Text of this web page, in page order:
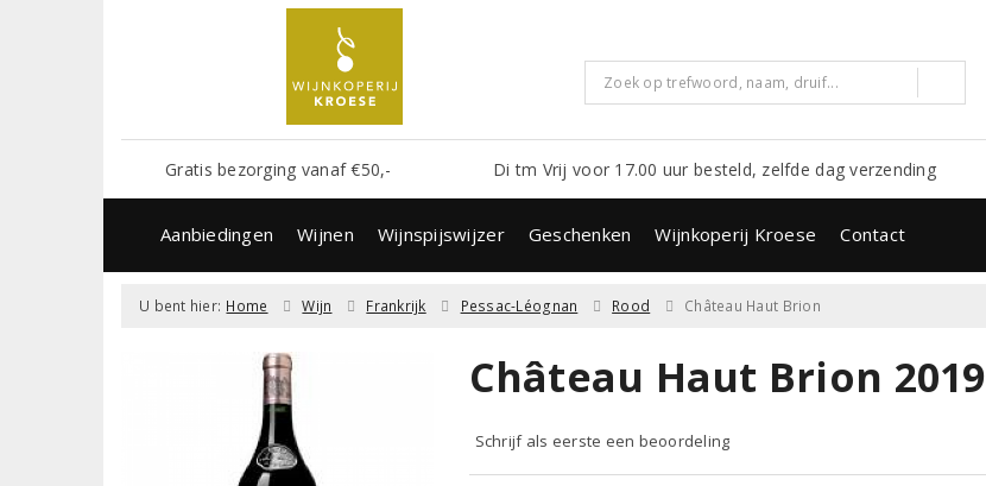
Gratis bezorging vanaf €50,- Di tm Vrij voor 17.00 uur besteld, zelfde dag verzending
Aanbiedingen Wijnen Wijnspijswijzer Geschenken Wijnkoperij Kroese Contact
U bent hier: Home Wijn Frankrijk Pessac-Léognan Rood Château Haut Brion
Château Haut Brion 2019
Schrijf als eerste een beoordeling